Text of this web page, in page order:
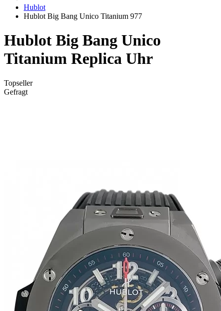
Hublot
Hublot Big Bang Unico Titanium 977
Hublot Big Bang Unico
Titanium Replica Uhr
Topseller
Gefragt